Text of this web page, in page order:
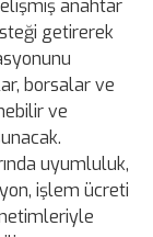
anahtar
getirerek
borsalar ve
ve
uyumluluk,
işlem ücreti